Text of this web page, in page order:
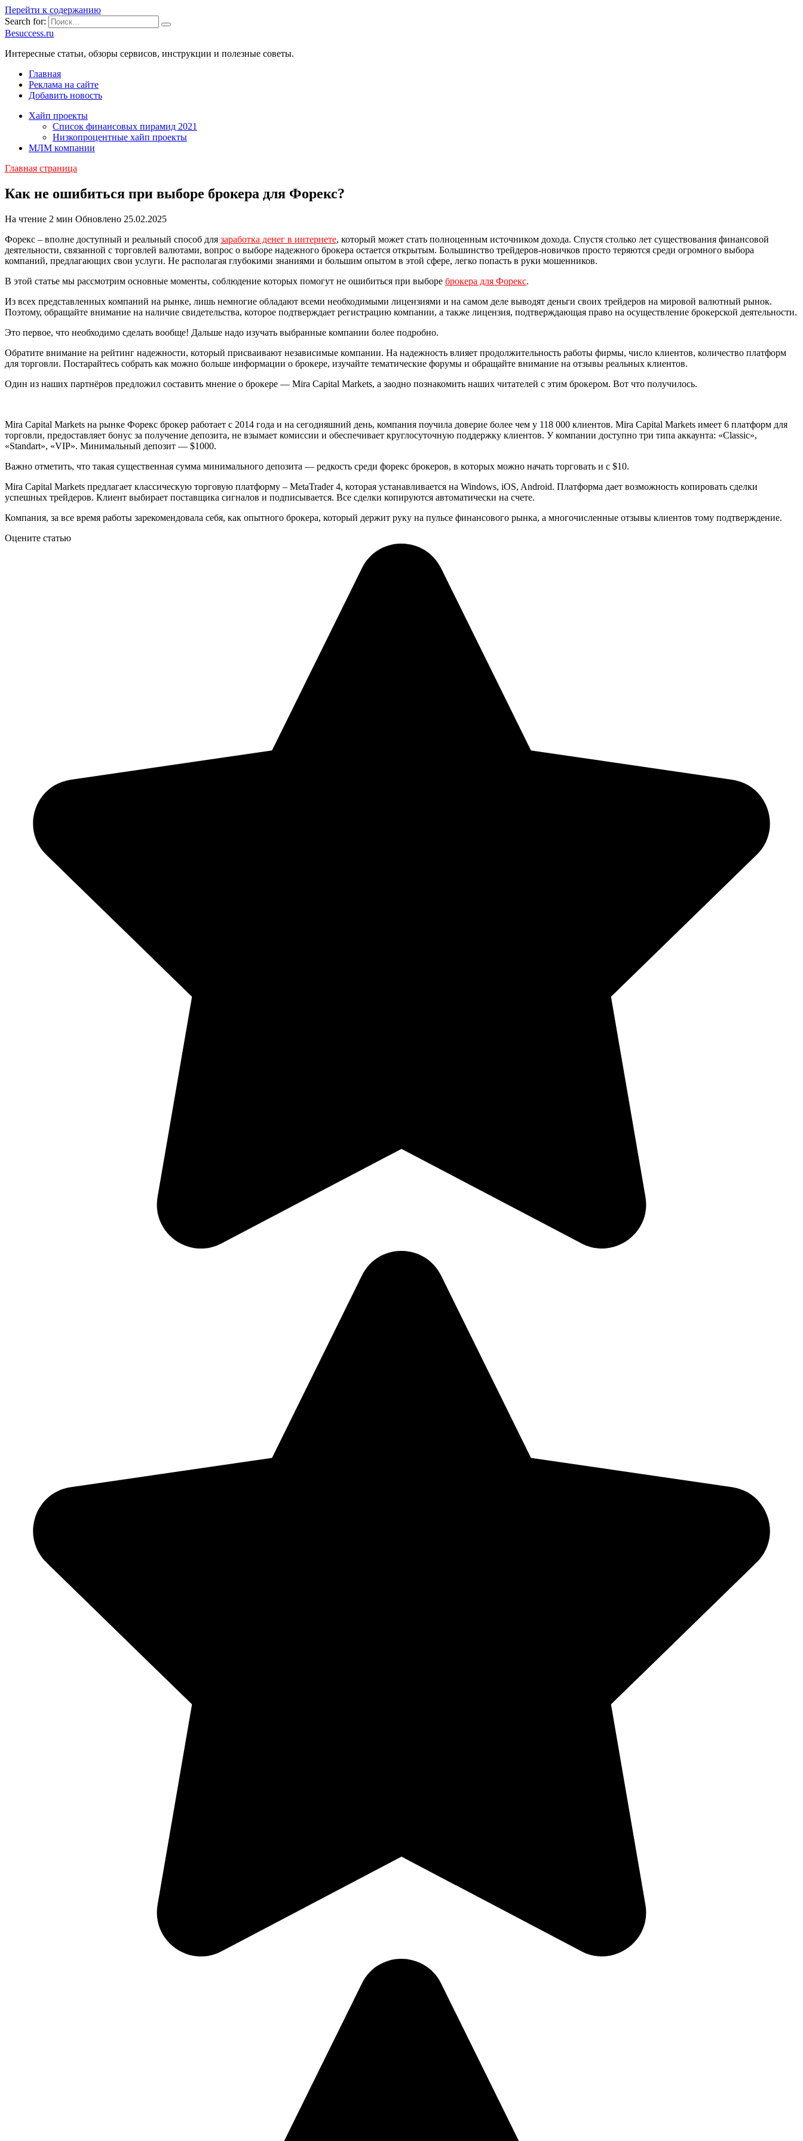
Перейти к содержанию
Search for:
Besuccess.ru
Интересные статьи, обзоры сервисов, инструкции и полезные советы.
Главная
Реклама на сайте
Добавить новость
Хайп проекты
Список финансовых пирамид 2021
Низкопроцентные хайп проекты
МЛМ компании
Главная страница
Как не ошибиться при выборе брокера для Форекс?
На чтение 2 мин Обновлено 25.02.2025
Форекс – вполне доступный и реальный способ для заработка денег в интернете, который может стать полноценным источником дохода. Спустя столько лет существования финансовой
деятельности, связанной с торговлей валютами, вопрос о выборе надежного брокера остается открытым. Большинство трейдеров-новичков просто теряются среди огромного выбора
компаний, предлагающих свои услуги. Не располагая глубокими знаниями и большим опытом в этой сфере, легко попасть в руки мошенников.
В этой статье мы рассмотрим основные моменты, соблюдение которых помогут не ошибиться при выборе брокера для Форекс.
Из всех представленных компаний на рынке, лишь немногие обладают всеми необходимыми лицензиями и на самом деле выводят деньги своих трейдеров на мировой валютный рынок.
Поэтому, обращайте внимание на наличие свидетельства, которое подтверждает регистрацию компании, а также лицензия, подтверждающая право на осуществление брокерской деятельности.
Это первое, что необходимо сделать вообще! Дальше надо изучать выбранные компании более подробно.
Обратите внимание на рейтинг надежности, который присваивают независимые компании. На надежность влияет продолжительность работы фирмы, число клиентов, количество платформ
для торговли. Постарайтесь собрать как можно больше информации о брокере, изучайте тематические форумы и обращайте внимание на отзывы реальных клиентов.
Один из наших партнёров предложил составить мнение о брокере — Mira Capital Markets, а заодно познакомить наших читателей с этим брокером. Вот что получилось.
Mira Capital Markets на рынке Форекс брокер работает с 2014 года и на сегодняшний день, компания поучила доверие более чем у 118 000 клиентов. Mira Capital Markets имеет 6 платформ для
торговли, предоставляет бонус за получение депозита, не взымает комиссии и обеспечивает круглосуточную поддержку клиентов. У компании доступно три типа аккаунта: «Classic»,
«Standart», «VIP». Минимальный депозит — $1000.
Важно отметить, что такая существенная сумма минимального депозита — редкость среди форекс брокеров, в которых можно начать торговать и с $10.
Mira Capital Markets предлагает классическую торговую платформу – MetaTrader 4, которая устанавливается на Windows, iOS, Android. Платформа дает возможность копировать сделки
успешных трейдеров. Клиент выбирает поставщика сигналов и подписывается. Все сделки копируются автоматически на счете.
Компания, за все время работы зарекомендовала себя, как опытного брокера, который держит руку на пульсе финансового рынка, а многочисленные отзывы клиентов тому подтверждение.
Оцените статью